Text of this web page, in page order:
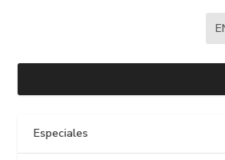
Especiales